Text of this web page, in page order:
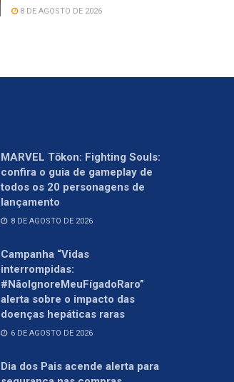
8 DE AGOSTO DE 2026
MARVEL Tōkon: Fighting Souls:
confira o guia de gameplay de
todos os 20 personagens de
lançamento
8 DE AGOSTO DE 2026
Campanha “Vidas
interrompidas:
#NãoIgnoreMeuFígadoRaro”
alerta sobre o impacto das
doenças hepáticas raras
6 DE AGOSTO DE 2026
Dia dos Pais acende alerta para